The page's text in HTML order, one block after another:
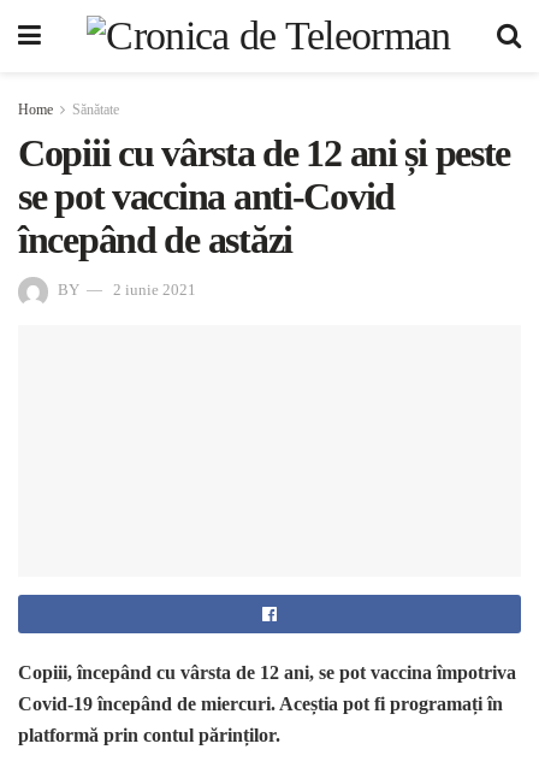
Home Sănătate
Copiii cu vârsta de 12 ani și peste
se pot vaccina anti-Covid
începând de astăzi
BY 2 iunie 2021
Copiii, începând cu vârsta de 12 ani, se pot vaccina împotriva
Covid-19 începând de miercuri. Aceștia pot fi programați în
platformă prin contul părinților.